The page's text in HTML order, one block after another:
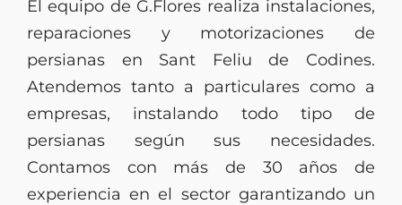
El equipo de G.Flores realiza instalaciones,
reparaciones y motorizaciones de
persianas en Sant Feliu de Codines.
Atendemos tanto a particulares como a
empresas, instalando todo tipo de
persianas según sus necesidades.
Contamos con más de 30 años de
experiencia en el sector garantizando un